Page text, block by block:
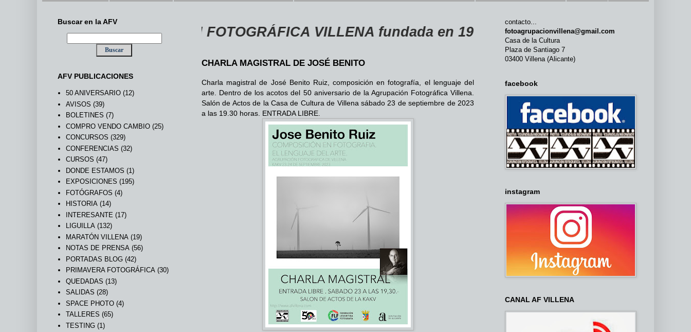
DE LA AGRUPACIÓN FOTOGRÁFICA VILLENA fundada en 1973 ...
CHARLA MAGISTRAL DE JOSÉ BENITO
Charla magistral de José Benito Ruiz, composición en fotografía, el lenguaje del
arte. Dentro de los acotos del 50 aniversario de la Agrupación Fotográfica Villena.
Salón de Actos de la Casa de Cultura de Villena sábado 23 de septiembre de 2023
a las 19.30 horas. ENTRADA LIBRE.
Buscar en la AFV
AFV PUBLICACIONES
50 ANIVERSARIO (12)
AVISOS (39)
BOLETINES (7)
COMPRO VENDO CAMBIO (25)
CONCURSOS (329)
CONFERENCIAS (32)
CURSOS (47)
DONDE ESTAMOS (1)
EXPOSICIONES (195)
FOTÓGRAFOS (4)
HISTORIA (14)
INTERESANTE (17)
LIGUILLA (132)
MARATÓN VILLENA (19)
NOTAS DE PRENSA (56)
PORTADAS BLOG (42)
PRIMAVERA FOTOGRÁFICA (30)
QUEDADAS (13)
SALIDAS (28)
SPACE PHOTO (4)
TALLERES (65)
TESTING (1)
contacto...
fotoagrupacionvillena@gmail.com
Casa de la Cultura
Plaza de Santiago 7
03400 Villena (Alicante)
facebook
instagram
CANAL AF VILLENA